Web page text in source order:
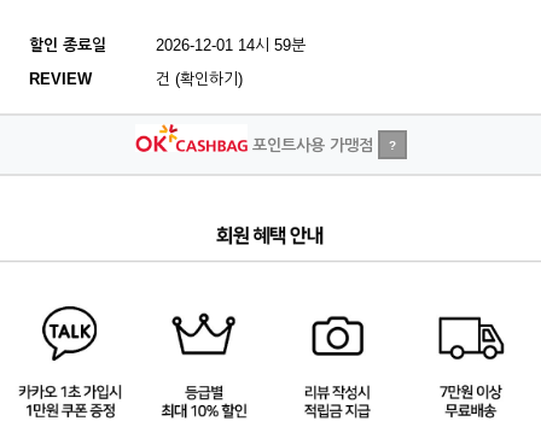
할인 종료일
2026-12-01 14시 59분
REVIEW
건 (확인하기)
포인트사용 가맹점 ?